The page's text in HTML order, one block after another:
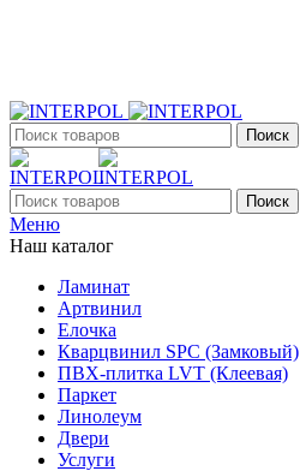
Поиск
Поиск
Меню
Наш каталог
Ламинат
Артвинил
Елочка
Кварцвинил SPC (Замковый)
ПВХ-плитка LVT (Клеевая)
Паркет
Линолеум
Двери
Услуги